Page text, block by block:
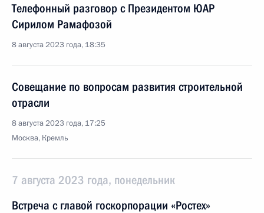
Телефонный разговор с Президентом ЮАР
Сирилом Рамафозой
8 августа 2023 года, 18:35
Совещание по вопросам развития строительной
отрасли
8 августа 2023 года, 17:25
Москва, Кремль
7 августа 2023 года, понедельник
Встреча с главой госкорпорации «Ростех»